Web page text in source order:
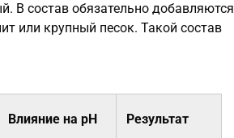
В состав обязательно добавляются
или крупный песок. Такой состав
Влияние на pH Результат